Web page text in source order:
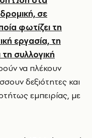
σε
φωτίζει τη
εργασία, τη
συλλογική
να πλέκουν
δεξιότητες και
εμπειρίας, με